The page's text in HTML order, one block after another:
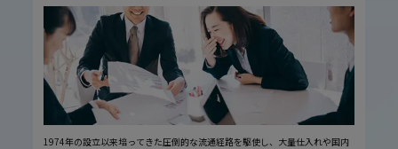
1974年の設立以来培ってきた圧倒的な流通経路を駆使し、大量仕入れや国内